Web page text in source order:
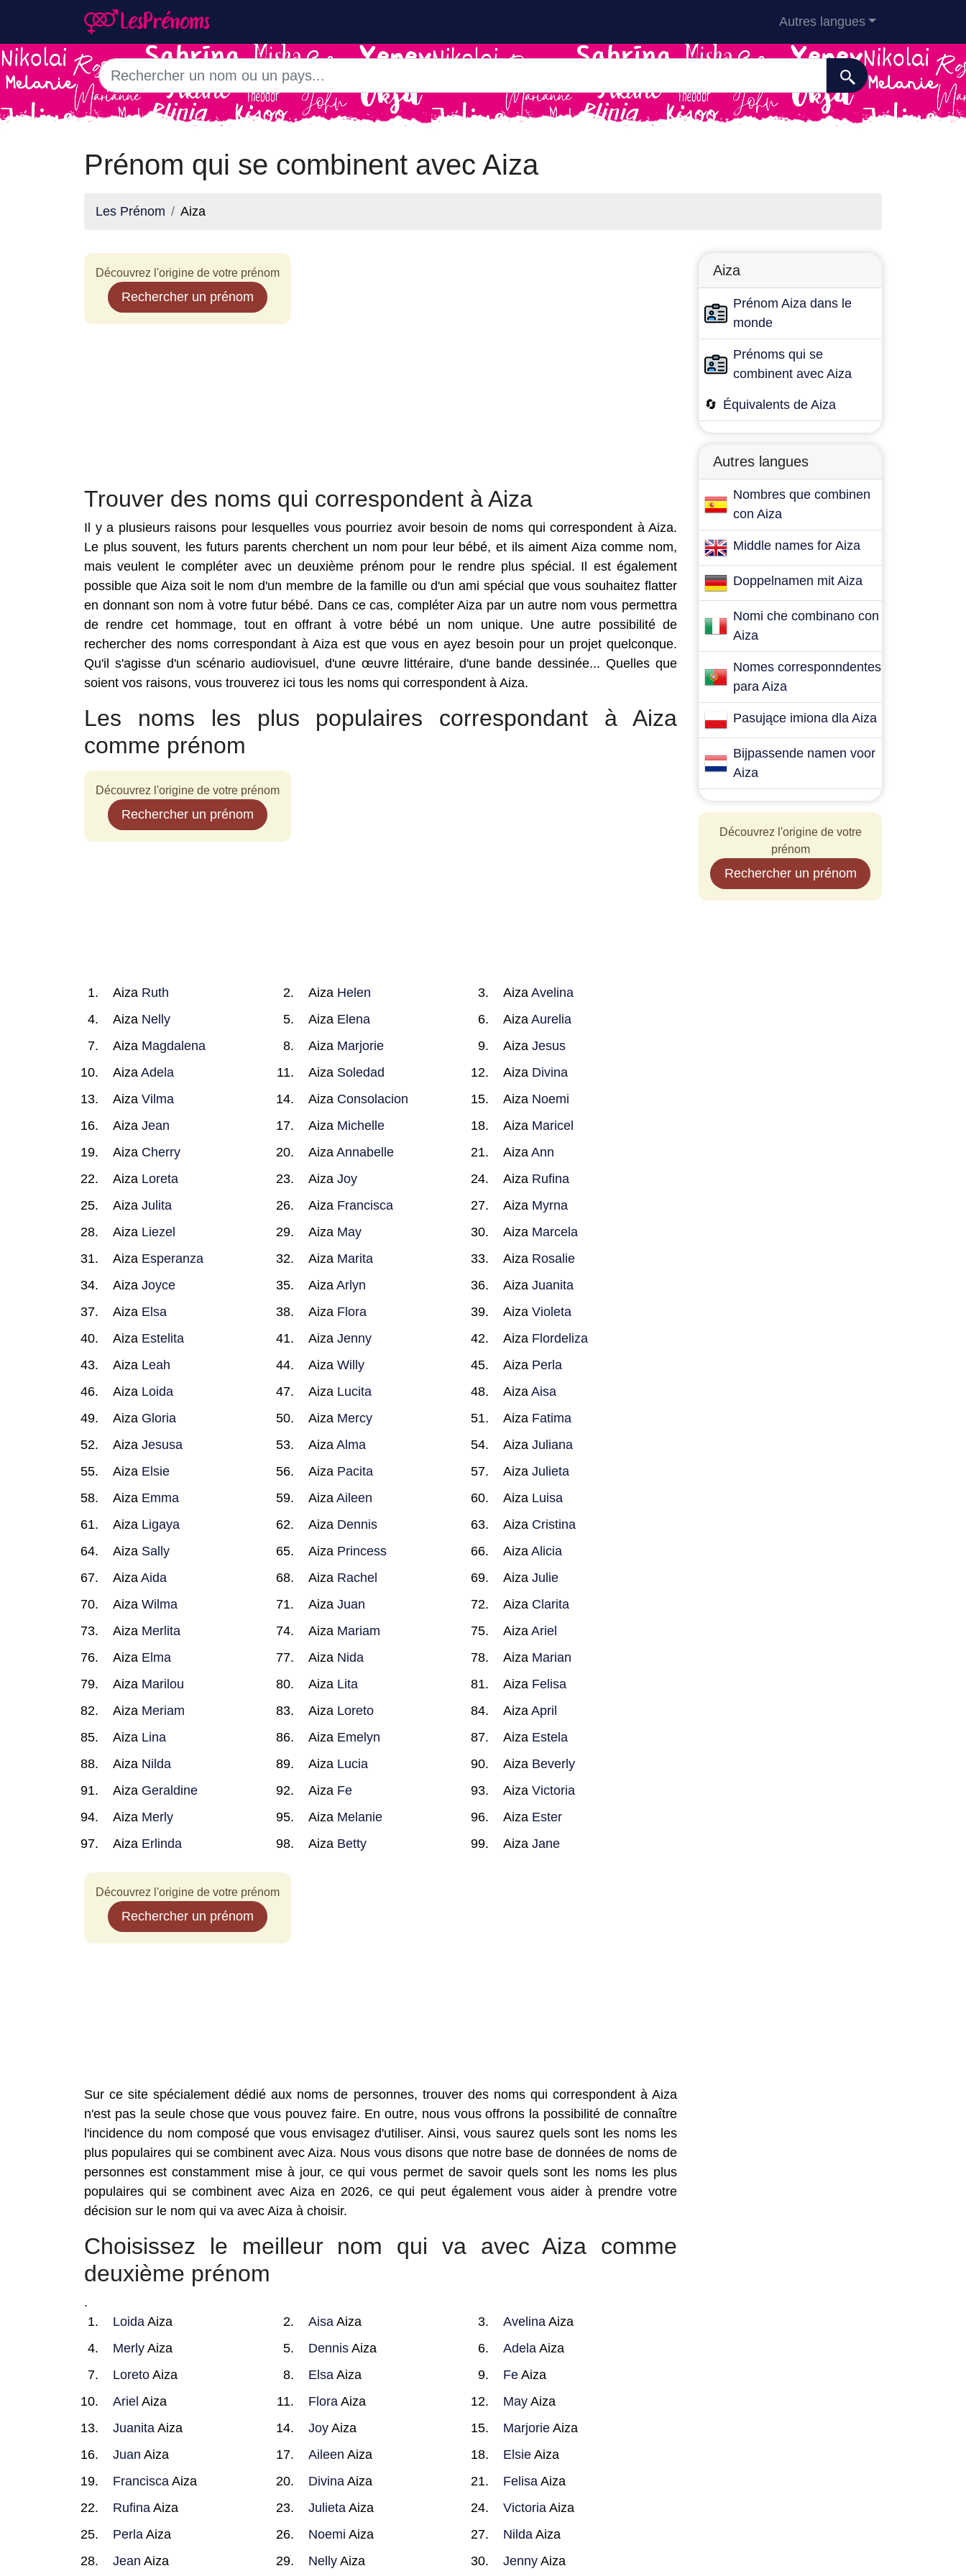
Autres langues
Prénom qui se combinent avec Aiza
Les Prénom Aiza
Découvrez l'origine de votre prénom
Rechercher un prénom
Trouver des noms qui correspondent à Aiza
Il y a plusieurs raisons pour lesquelles vous pourriez avoir besoin de noms qui correspondent à Aiza.
Le plus souvent, les futurs parents cherchent un nom pour leur bébé, et ils aiment Aiza comme nom,
mais veulent le compléter avec un deuxième prénom pour le rendre plus spécial. Il est également
possible que Aiza soit le nom d'un membre de la famille ou d'un ami spécial que vous souhaitez flatter
en donnant son nom à votre futur bébé. Dans ce cas, compléter Aiza par un autre nom vous permettra
de rendre cet hommage, tout en offrant à votre bébé un nom unique. Une autre possibilité de
rechercher des noms correspondant à Aiza est que vous en ayez besoin pour un projet quelconque.
Qu'il s'agisse d'un scénario audiovisuel, d'une œuvre littéraire, d'une bande dessinée... Quelles que
soient vos raisons, vous trouverez ici tous les noms qui correspondent à Aiza.
Les noms les plus populaires correspondant à Aiza
comme prénom
Découvrez l'origine de votre prénom
Rechercher un prénom
Aiza Ruth Aiza Helen AizaAvelina
Aiza Nelly Aiza Elena AizaAurelia
Aiza Magdalena Aiza Marjorie AizaJesus
Aiza Adela Aiza Soledad Aiza Divina
Aiza Vilma Aiza Consolacion Aiza Noemi
Aiza Jean Aiza Michelle Aiza Maricel
Aiza Cherry Aiza Annabelle AizaAnn
Aiza Loreta Aiza Joy Aiza Rufina
Aiza Julita Aiza Francisca Aiza Myrna
Aiza Liezel Aiza May Aiza Marcela
Aiza Esperanza Aiza Marita Aiza Rosalie
Aiza Joyce Aiza Arlyn AizaJuanita
Aiza Elsa Aiza Flora AizaVioleta
Aiza Estelita Aiza Jenny Aiza Flordeliza
Aiza Leah Aiza Willy Aiza Perla
Aiza Loida Aiza Lucita AizaAisa
Aiza Gloria Aiza Mercy Aiza Fatima
Aiza Jesusa Aiza Alma AizaJuliana
Aiza Elsie Aiza Pacita AizaJulieta
Aiza Emma Aiza Aileen Aiza Luisa
Aiza Ligaya Aiza Dennis Aiza Cristina
Aiza Sally Aiza Princess AizaAlicia
Aiza Aida Aiza Rachel AizaJulie
Aiza Wilma Aiza Juan Aiza Clarita
Aiza Merlita Aiza Mariam AizaAriel
Aiza Elma Aiza Nida Aiza Marian
Aiza Marilou Aiza Lita Aiza Felisa
Aiza Meriam Aiza Loreto AizaApril
Aiza Lina Aiza Emelyn Aiza Estela
Aiza Nilda Aiza Lucia Aiza Beverly
Aiza Geraldine Aiza Fe AizaVictoria
Aiza Merly Aiza Melanie Aiza Ester
Aiza Erlinda Aiza Betty AizaJane
Découvrez l'origine de votre prénom
Rechercher un prénom
Sur ce site spécialement dédié aux noms de personnes, trouver des noms qui correspondent à Aiza
n'est pas la seule chose que vous pouvez faire. En outre, nous vous offrons la possibilité de connaître
l'incidence du nom composé que vous envisagez d'utiliser. Ainsi, vous saurez quels sont les noms les
plus populaires qui se combinent avec Aiza. Nous vous disons que notre base de données de noms de
personnes est constamment mise à jour, ce qui vous permet de savoir quels sont les noms les plus
populaires qui se combinent avec Aiza en 2026, ce qui peut également vous aider à prendre votre
décision sur le nom qui va avec Aiza à choisir.
Choisissez le meilleur nom qui va avec Aiza comme
deuxième prénom
.
Loida Aiza AisaAiza Avelina Aiza
Merly Aiza DennisAiza Adela Aiza
Loreto Aiza ElsaAiza Fe Aiza
Ariel Aiza FloraAiza May Aiza
Juanita Aiza JoyAiza Marjorie Aiza
Juan Aiza Aileen Aiza Elsie Aiza
Francisca Aiza DivinaAiza Felisa Aiza
Rufina Aiza JulietaAiza Victoria Aiza
Perla Aiza Noemi Aiza Nilda Aiza
Jean Aiza NellyAiza Jenny Aiza
Aiza
Prénom Aiza dans le
monde
Prénoms qui se
combinent avec Aiza
🔄 Équivalents de Aiza
Autres langues
Nombres que combinen
con Aiza
Middle names for Aiza
Doppelnamen mit Aiza
Nomi che combinano con
Aiza
Nomes corresponndentes
para Aiza
Pasujące imiona dla Aiza
Bijpassende namen voor
Aiza
Découvrez l'origine de votre
prénom
Rechercher un prénom